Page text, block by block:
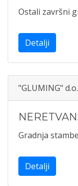
Ostali završni
Detalji
"GLUMING"
Gradnja
Detalji